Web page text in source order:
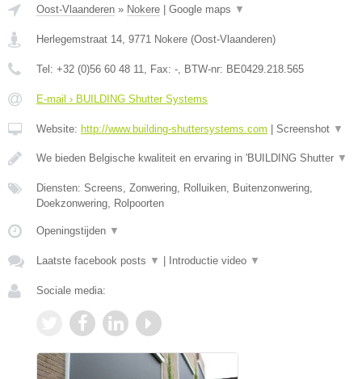
Oost-Vlaanderen » Nokere Google maps ▼
Herlegemstraat 14 9771 Nokere (Oost-Vlaanderen)
Tel: +32 (0)56 60 48 11 , Fax: - , BTW-nr: BE0429.218.565
E-mail › BUILDING Shutter Systems
Website: http://www.building-shuttersystems.com Screenshot ▼
We bieden Belgische kwaliteit en ervaring in 'BUILDING Shutter ▼
Diensten: Screens, Zonwering, Rolluiken, Buitenzonwering,
Doekzonwering, Rolpoorten
Openingstijden ▼
Laatste facebook posts ▼ Introductie video ▼
Sociale media: